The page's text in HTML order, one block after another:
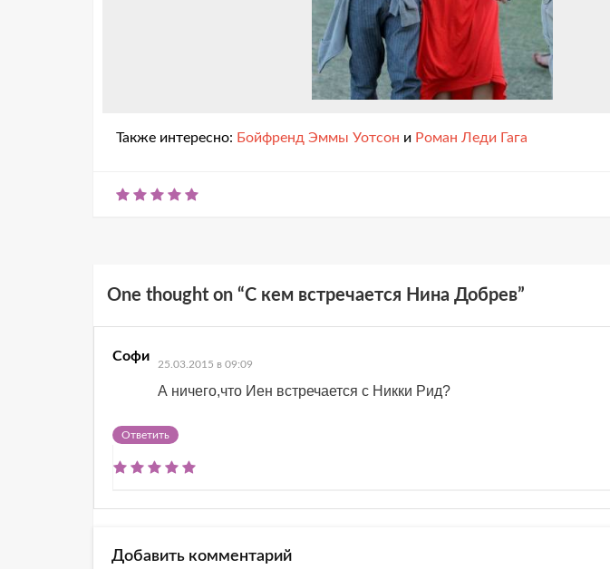
Также интересно: Бойфренд Эммы Уотсон и Роман Леди Гага
One thought on “С кем встречается Нина Добрев”
Софи
25.03.2015 в 09:09
А ничего,что Иен встречается с Никки Рид?
Ответить
Добавить комментарий